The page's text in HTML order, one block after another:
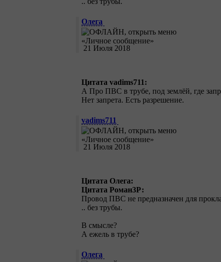
Олега
21 Июля 2018
Цитата vadims711:
А Про ПВС в трубе, под землёй, где
Нет запрета. Есть разрешение.
vadims711
21 Июля 2018
Цитата Олега:
Цитата Роман3Р:
Провод ПВС не предназначен для
.. без трубы.
В смысле?
А ежель в трубе?
Олега